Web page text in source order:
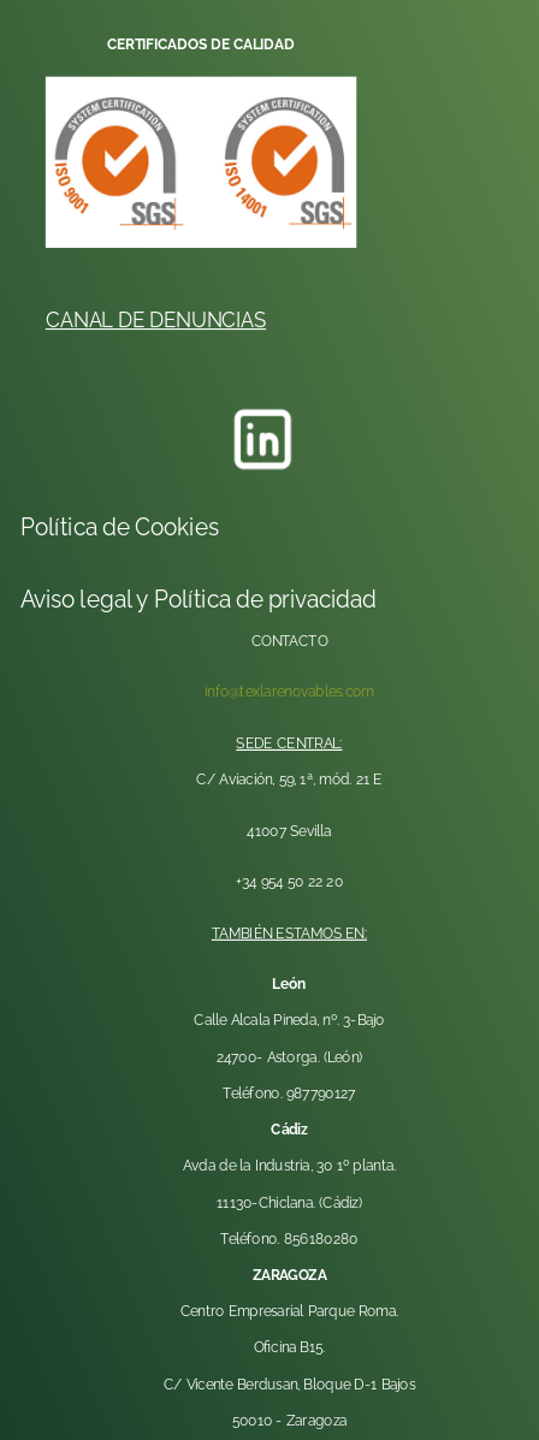
CERTIFICADOS DE CALIDAD
CANAL DE DENUNCIAS
Política de Cookies
Aviso legal y Política de privacidad
CONTACTO
info@texlarenovables.com
SEDE CENTRAL:
C/ Aviación, 59, 1ª, mód. 21 E
41007 Sevilla
+34 954 50 22 20
TAMBIÉN ESTAMOS EN:
León
Calle Alcala Pineda, nº. 3-Bajo
24700- Astorga. (León)
Teléfono. 987790127
Cádiz
Avda de la Industria, 30 1º planta.
11130-Chiclana. (Cádiz)
Teléfono. 856180280
ZARAGOZA
Centro Empresarial Parque Roma.
Oficina B15.
C/ Vicente Berdusan, Bloque D-1 Bajos
50010 -Zaragoza